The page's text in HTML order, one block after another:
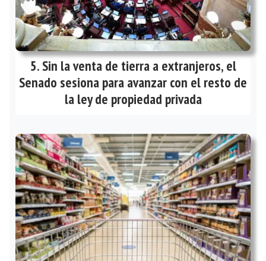
Sin la venta de tierra a extranjeros, el
Senado sesiona para avanzar con el resto de
la ley de propiedad privada